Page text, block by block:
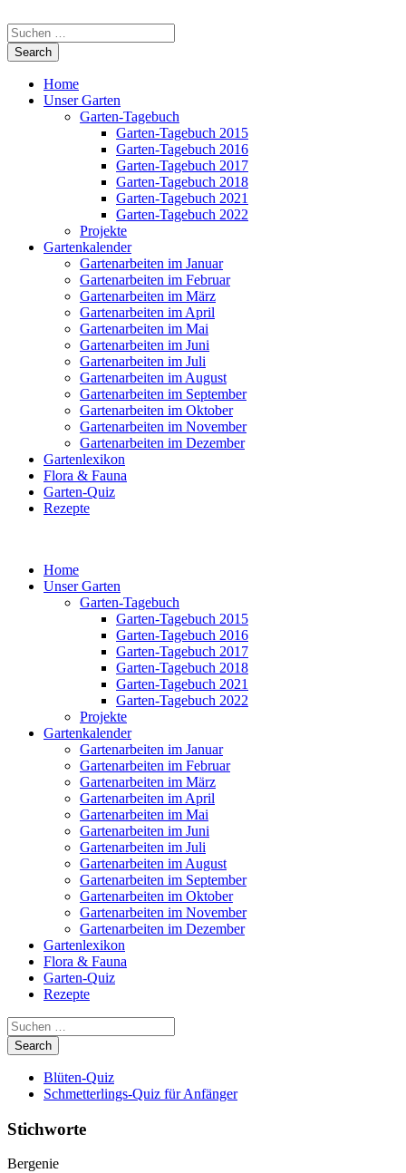
Home
Unser Garten
Garten-Tagebuch
Garten-Tagebuch 2015
Garten-Tagebuch 2016
Garten-Tagebuch 2017
Garten-Tagebuch 2018
Garten-Tagebuch 2021
Garten-Tagebuch 2022
Projekte
Gartenkalender
Gartenarbeiten im Januar
Gartenarbeiten im Februar
Gartenarbeiten im März
Gartenarbeiten im April
Gartenarbeiten im Mai
Gartenarbeiten im Juni
Gartenarbeiten im Juli
Gartenarbeiten im August
Gartenarbeiten im September
Gartenarbeiten im Oktober
Gartenarbeiten im November
Gartenarbeiten im Dezember
Gartenlexikon
Flora & Fauna
Garten-Quiz
Rezepte
Home
Unser Garten
Garten-Tagebuch
Garten-Tagebuch 2015
Garten-Tagebuch 2016
Garten-Tagebuch 2017
Garten-Tagebuch 2018
Garten-Tagebuch 2021
Garten-Tagebuch 2022
Projekte
Gartenkalender
Gartenarbeiten im Januar
Gartenarbeiten im Februar
Gartenarbeiten im März
Gartenarbeiten im April
Gartenarbeiten im Mai
Gartenarbeiten im Juni
Gartenarbeiten im Juli
Gartenarbeiten im August
Gartenarbeiten im September
Gartenarbeiten im Oktober
Gartenarbeiten im November
Gartenarbeiten im Dezember
Gartenlexikon
Flora & Fauna
Garten-Quiz
Rezepte
Blüten-Quiz
Schmetterlings-Quiz für Anfänger
Stichworte
Bergenie